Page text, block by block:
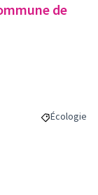
de
Filtrer les
Écologie